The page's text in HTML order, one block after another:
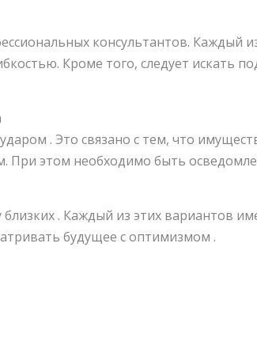
консультантов. Каждый
Кроме того, следует искать
. Это связано с тем, что
При этом необходимо быть
. Каждый из этих вариантов
будущее с оптимизмом .